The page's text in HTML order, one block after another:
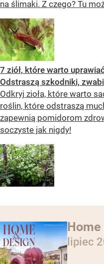
na ślimaki. Z czego? Tu
7 ziół, które warto
Odstraszą szkodniki,
Odkryj zioła, które warto
roślin, które odstraszą
zapewnią pomidorom
soczyste jak nigdy!
Home
lipiec